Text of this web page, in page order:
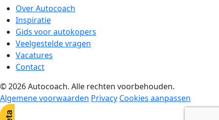
Over Autocoach
Inspiratie
Gids voor autokopers
Veelgestelde vragen
Vacatures
Contact
© 2026 Autocoach. Alle rechten voorbehouden.
Algemene voorwaarden Privacy Cookies aanpassen